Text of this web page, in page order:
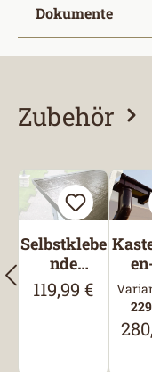
Dokumente
Zubehör
Selbstklebe
nde
Bitumen-
Dachbahn
Regulärer Preis:
119,99 €